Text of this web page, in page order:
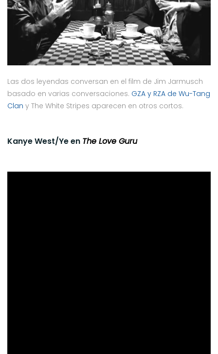
Las dos leyendas conversan en el film de Jim Jarmusch
basado en varias conversaciones. GZA y RZA de Wu-Tang
Clan y The White Stripes aparecen en otros cortos.
Kanye West/Ye en The Love Guru